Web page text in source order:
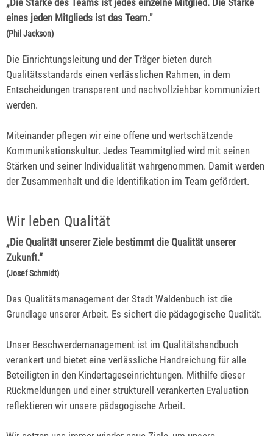
„Die Stärke des Teams ist jedes einzelne Mitglied. Die Stärke
eines jeden Mitglieds ist das Team."
(Phil Jackson)
Die Einrichtungsleitung und der Träger bieten durch
Qualitätsstandards einen verlässlichen Rahmen, in dem
Entscheidungen transparent und nachvollziehbar kommuniziert
werden.
Miteinander pflegen wir eine offene und wertschätzende
Kommunikationskultur. Jedes Teammitglied wird mit seinen
Stärken und seiner Individualität wahrgenommen. Damit werden
der Zusammenhalt und die Identifikation im Team gefördert.
Wir leben Qualität
„Die Qualität unserer Ziele bestimmt die Qualität unserer
Zukunft.“
(Josef Schmidt)
Das Qualitätsmanagement der Stadt Waldenbuch ist die
Grundlage unserer Arbeit. Es sichert die pädagogische Qualität.
Unser Beschwerdemanagement ist im Qualitätshandbuch
verankert und bietet eine verlässliche Handreichung für alle
Beteiligten in den Kindertageseinrichtungen. Mithilfe dieser
Rückmeldungen und einer strukturell verankerten Evaluation
reflektieren wir unsere pädagogische Arbeit.